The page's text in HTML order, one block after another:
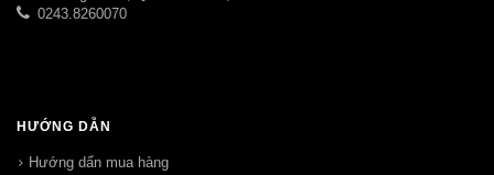
0243.8260070
HƯỚNG DẪN
Hướng dẩn mua hàng